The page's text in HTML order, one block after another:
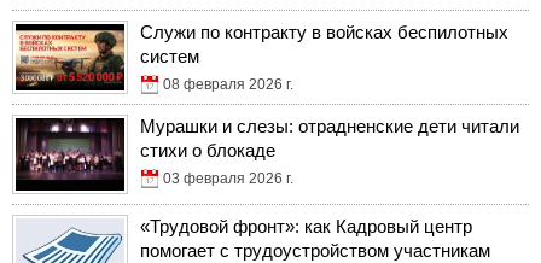
Служи по контракту в войсках беспилотных
систем
08 февраля 2026 г.
Мурашки и слезы: отрадненские дети читали
стихи о блокаде
03 февраля 2026 г.
«Трудовой фронт»: как Кадровый центр
помогает с трудоустройством участникам